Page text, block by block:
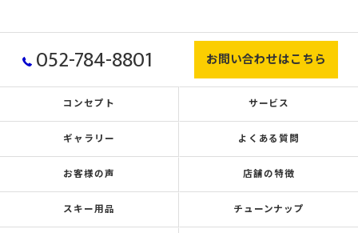
052-784-8801 お問い合わせはこちら
コンセプト サービス
ギャラリー よくある質問
お客様の声 店舗の特徴
スキー用品 チューンナップ